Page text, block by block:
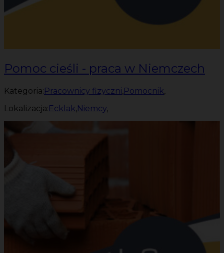
Pomoc cieśli - praca w Niemczech
Kategoria:Pracownicy fizyczni,Pomocnik,
Lokalizacja:Ecklak,Niemcy,